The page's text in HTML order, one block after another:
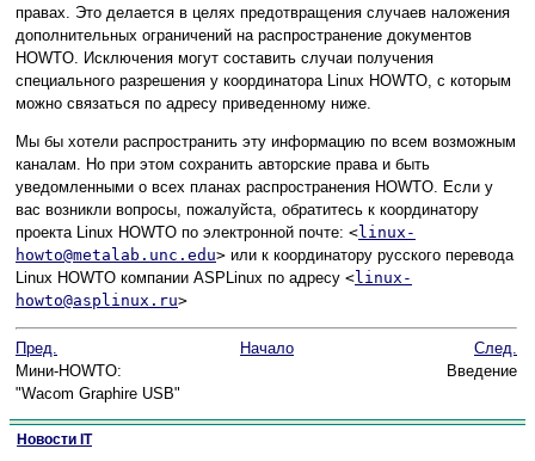
правах. Это делается в целях предотвращения случаев наложения
дополнительных ограничений на распространение документов
HOWTO. Исключения могут составить случаи получения
специального разрешения у координатора Linux HOWTO, с которым
можно связаться по адресу приведенному ниже.
Мы бы хотели распространить эту информацию по всем возможным
каналам. Но при этом сохранить авторские права и быть
уведомленными о всех планах распространения HOWTO. Если у
вас возникли вопросы, пожалуйста, обратитесь к координатору
проекта Linux HOWTO по электронной почте: <linux-
howto@metalab.unc.edu> или к координатору русского перевода
Linux HOWTO компании ASPLinux по адресу <linux-
howto@asplinux.ru>
Пред. Начало
След.
Мини-HOWTO:
"Wacom Graphire USB"
Введение
Новости IT